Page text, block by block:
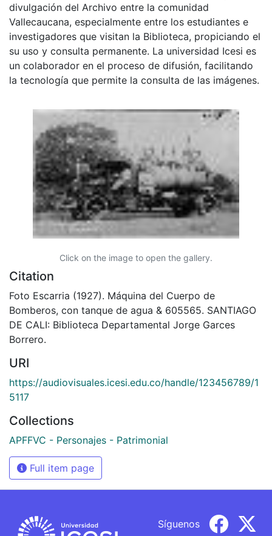
divulgación del Archivo entre la comunidad
Vallecaucana, especialmente entre los estudiantes e
investigadores que visitan la Biblioteca, propiciando el
su uso y consulta permanente. La universidad Icesi es
un colaborador en el proceso de difusión, facilitando
la tecnología que permite la consulta de las imágenes.
Click on the image to open the gallery.
Citation
Foto Escarria (1927). Máquina del Cuerpo de
Bomberos, con tanque de agua & 605565. SANTIAGO
DE CALI: Biblioteca Departamental Jorge Garces
Borrero.
URI
https://audiovisuales.icesi.edu.co/handle/123456789/1
5117
Collections
APFFVC - Personajes - Patrimonial
Full item page
Síguenos